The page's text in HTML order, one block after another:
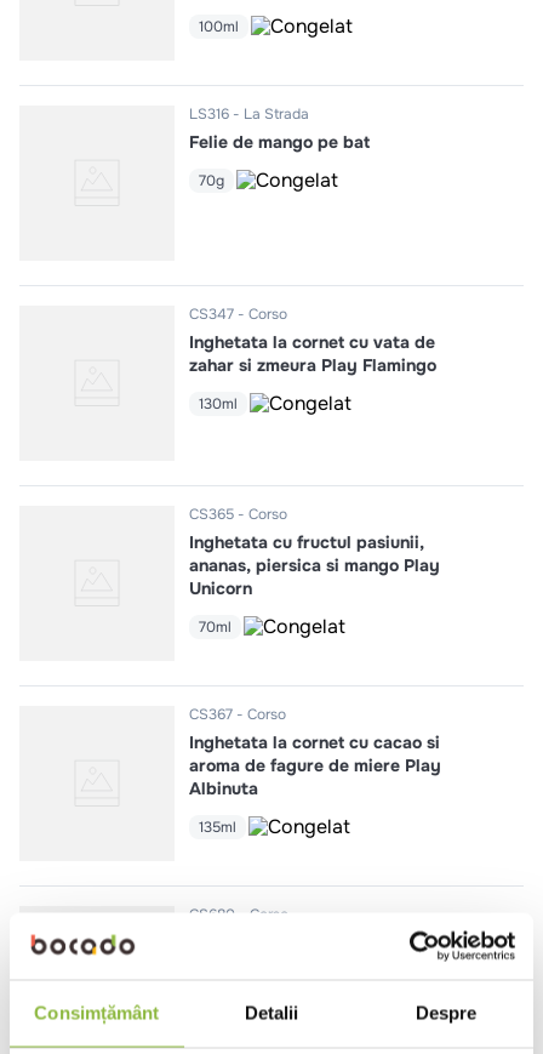
Consimțământ Detalii Despre
100ml
LS316 La Strada
Felie de mango pe bat
70g
CS347 Corso
Inghetata la cornet cu vata de
zahar si zmeura Play Flamingo
130ml
CS365 Corso
Inghetata cu fructul pasiunii,
ananas, piersica si mango Play
Unicorn
70ml
CS367 Corso
Inghetata la cornet cu cacao si
aroma de fagure de miere Play
Albinuta
135ml
CS680 Corso
Inghetata la cornet cu aroma de
cafea cu lapte si caramel sarat